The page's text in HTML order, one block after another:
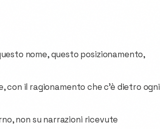
nome, questo posizionamento,
con il ragionamento che c'è dietro ogni
non su narrazioni ricevute